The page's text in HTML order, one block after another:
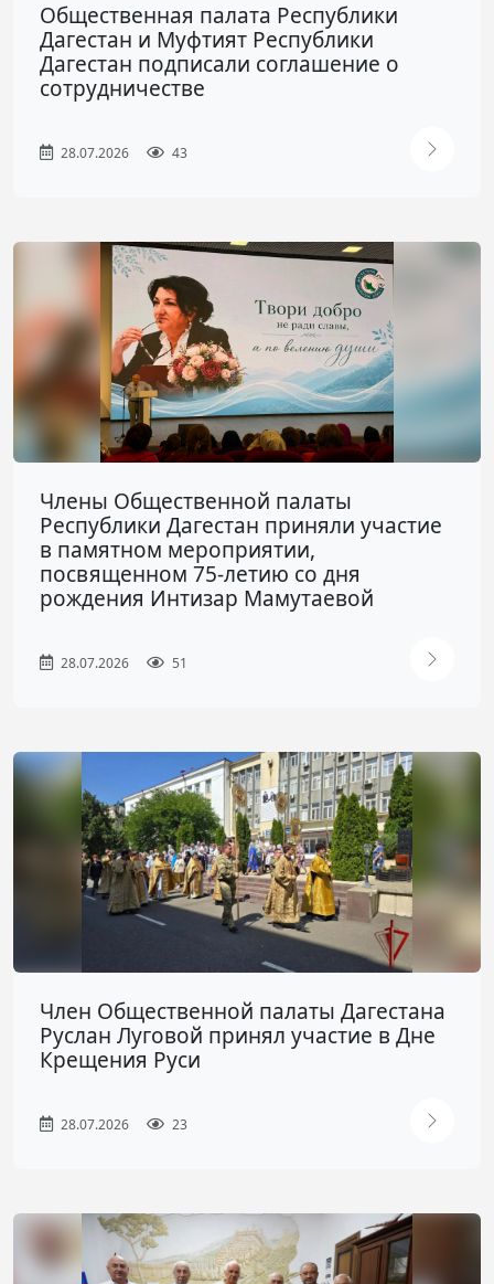
Общественная палата Республики
Дагестан и Муфтият Республики
Дагестан подписали соглашение о
сотрудничестве
28.07.2026 43
Члены Общественной палаты
Республики Дагестан приняли участие
в памятном мероприятии,
посвященном 75-летию со дня
рождения Интизар Мамутаевой
28.07.2026 51
Член Общественной палаты Дагестана
Руслан Луговой принял участие в Дне
Крещения Руси
28.07.2026 23